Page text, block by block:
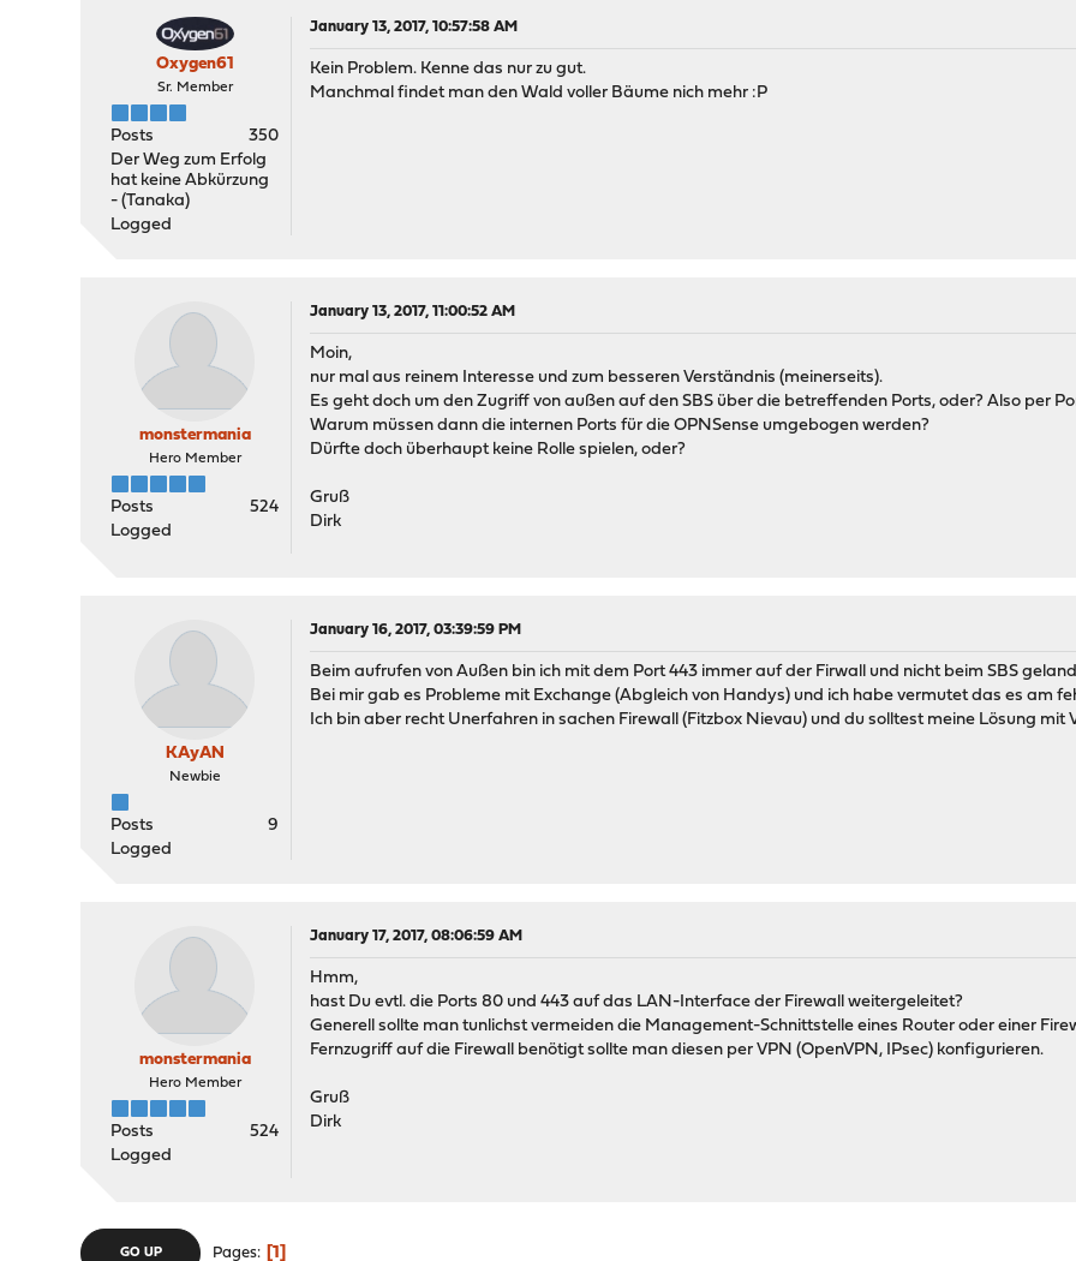
Oxygen61
Sr. Member
Posts
350
Der Weg zum Erfolg
hat keine Abkürzung
- (Tanaka)
Logged
January 13, 2017, 10:57:58 AM
Kein Problem. Kenne das nur zu gut.
Manchmal findet man den Wald voller Bäume nich mehr :P
monstermania
Hero Member
Posts
524
Logged
January 13, 2017, 11:00:52 AM
Moin,
nur mal aus reinem Interesse und zum besseren Verständnis (meinerseits).
Es geht doch um den Zugriff von außen auf den SBS über die betreffenden Ports, oder? Also per
Warum müssen dann die internen Ports für die OPNSense umgebogen werden?
Dürfte doch überhaupt keine Rolle spielen, oder?
Gruß
Dirk
KAyAN
Newbie
Posts
9
Logged
January 16, 2017, 03:39:59 PM
Beim aufrufen von Außen bin ich mit dem Port 443 immer auf der Firwall und nicht beim SBS
Bei mir gab es Probleme mit Exchange (Abgleich von Handys) und ich habe vermutet das es am
Ich bin aber recht Unerfahren in sachen Firewall (Fitzbox Nievau) und du solltest meine Lösung mit
monstermania
Hero Member
Posts
524
Logged
January 17, 2017, 08:06:59 AM
Hmm,
hast Du evtl. die Ports 80 und 443 auf das LAN-Interface der Firewall weitergeleitet?
Generell sollte man tunlichst vermeiden die Management-Schnittstelle eines Router oder einer
Fernzugriff auf die Firewall benötigt sollte man diesen per VPN (OpenVPN, IPsec) konfigurieren.
Gruß
Dirk
GO UP Pages 1